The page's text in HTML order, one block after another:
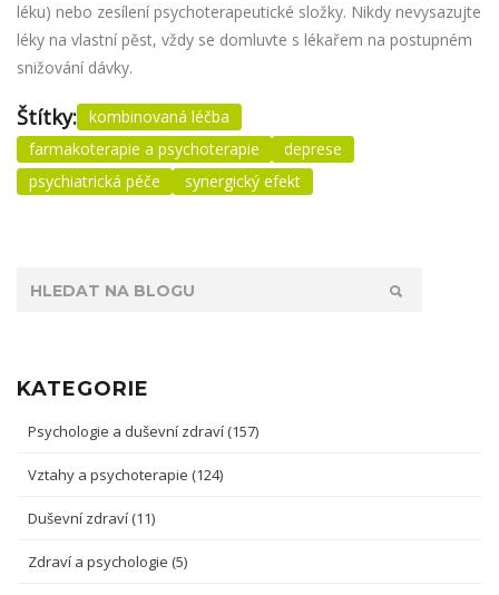
léku) nebo zesílení psychoterapeutické složky. Nikdy nevysazujte
léky na vlastní pěst, vždy se domluvte s lékařem na postupném
snižování dávky.
Štítky: kombinovaná léčba
farmakoterapie a psychoterapie
deprese
psychiatrická péče
synergický efekt
KATEGORIE
Psychologie a duševní zdraví (157)
Vztahy a psychoterapie (124)
Duševní zdraví (11)
Zdraví a psychologie (5)